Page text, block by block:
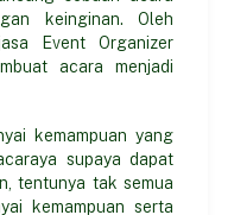
keinginan. Oleh
Event Organizer
acara menjadi
kemampuan yang
supaya dapat
tentunya tak semua
kemampuan serta